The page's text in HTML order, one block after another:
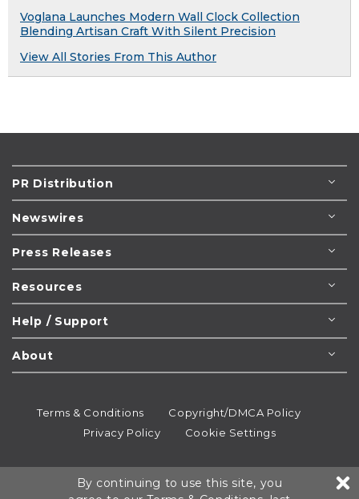
Voglana Launches Modern Wall Clock Collection
Blending Artisan Craft With Silent Precision
View All Stories From This Author
PR Distribution
Newswires
Press Releases
Resources
Help / Support
About
Terms & Conditions
Copyright/DMCA Policy
Privacy Policy
Cookie Settings
All rights reserved.
By continuing to use this site, you